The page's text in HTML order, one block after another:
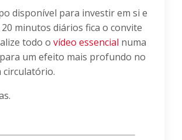
disponível para investir em si e
minutos diários fica o convite
todo o vídeo essencial numa
um efeito mais profundo no
circulatório.